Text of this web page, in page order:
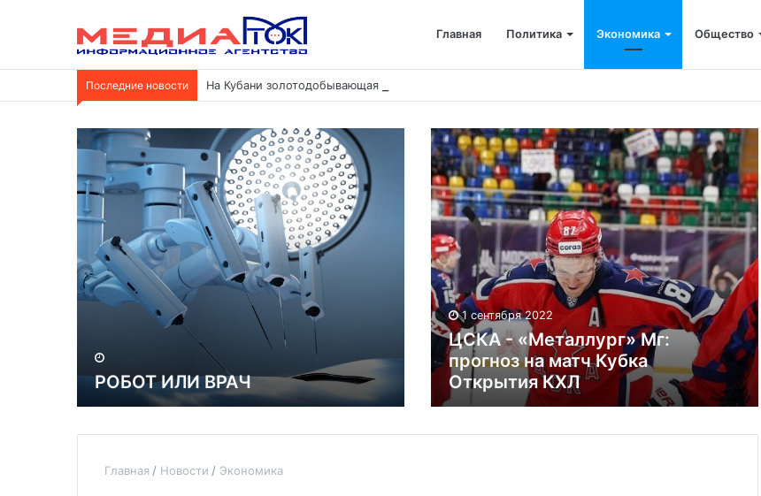
Главная Политика Экономика Общество
Последние новости На Кубани золотодобывающая компания возместила ущерб рекам на сумму почти 28 млн рублей
РОБОТ ИЛИ ВРАЧ
1 сентября 2022
ЦСКА - «Металлург» Мг:
прогноз на матч Кубка
Открытия КХЛ
Главная Новости Экономика